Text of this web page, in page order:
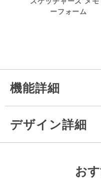
ーフォーム
機能詳細
デザイン詳細
お